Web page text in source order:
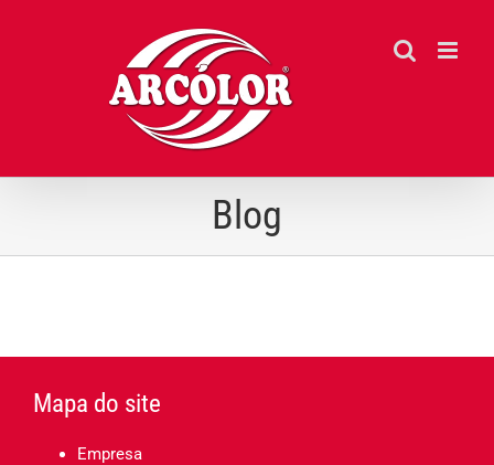
Blog
Mapa do site
Empresa